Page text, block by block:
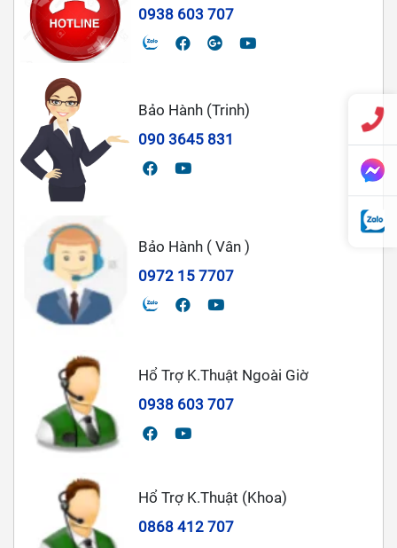
0938 603 707
Bảo Hành (Trinh)
090 3645 831
Bảo Hành ( Vân )
0972 15 7707
Hổ Trợ K.Thuật Ngoài Giờ
0938 603 707
Hổ Trợ K.Thuật (Khoa)
0868 412 707